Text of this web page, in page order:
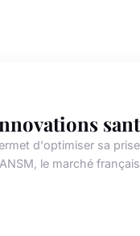
d'optimiser sa
le marché